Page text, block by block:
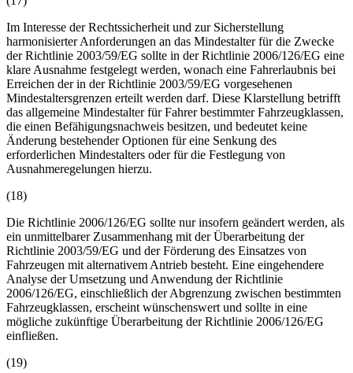
Im Interesse der Rechtssicherheit und zur Sicherstellung
harmonisierter Anforderungen an das Mindestalter für die Zwecke
der Richtlinie 2003/59/EG sollte in der Richtlinie 2006/126/EG eine
klare Ausnahme festgelegt werden, wonach eine Fahrerlaubnis bei
Erreichen der in der Richtlinie 2003/59/EG vorgesehenen
Mindestaltersgrenzen erteilt werden darf. Diese Klarstellung betrifft
das allgemeine Mindestalter für Fahrer bestimmter Fahrzeugklassen,
die einen Befähigungsnachweis besitzen, und bedeutet keine
Änderung bestehender Optionen für eine Senkung des
erforderlichen Mindestalters oder für die Festlegung von
Ausnahmeregelungen hierzu.
(18)
Die Richtlinie 2006/126/EG sollte nur insofern geändert werden, als
ein unmittelbarer Zusammenhang mit der Überarbeitung der
Richtlinie 2003/59/EG und der Förderung des Einsatzes von
Fahrzeugen mit alternativem Antrieb besteht. Eine eingehendere
Analyse der Umsetzung und Anwendung der Richtlinie
2006/126/EG, einschließlich der Abgrenzung zwischen bestimmten
Fahrzeugklassen, erscheint wünschenswert und sollte in eine
mögliche zukünftige Überarbeitung der Richtlinie 2006/126/EG
einfließen.
(19)